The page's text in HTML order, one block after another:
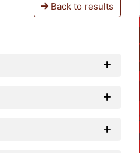
Back to results